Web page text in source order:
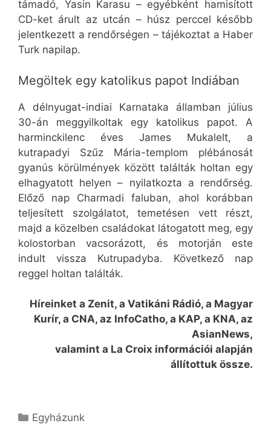
támadó, Yasin Karasu – egyébként hamisított
CD-ket árult az utcán – húsz perccel később
jelentkezett a rendőrségen – tájékoztat a Haber
Turk napilap.
Megöltek egy katolikus papot Indiában
A délnyugat-indiai Karnataka államban július
30-án meggyilkoltak egy katolikus papot. A
harminckilenc éves James Mukalelt, a
kutrapadyi Szűz Mária-templom plébánosát
gyanús körülmények között találták holtan egy
elhagyatott helyen – nyilatkozta a rendőrség.
Előző nap Charmadi faluban, ahol korábban
teljesített szolgálatot, temetésen vett részt,
majd a közelben családokat látogatott meg, egy
kolostorban vacsorázott, és motorján este
indult vissza Kutrupadyba. Következő nap
reggel holtan találták.
Híreinket a Zenit, a Vatikáni Rádió, a Magyar
Kurír, a CNA, az InfoCatho, a KAP, a KNA, az
AsianNews,
valamint a La Croix információi alapján
állítottuk össze.
Kategória
Egyházunk